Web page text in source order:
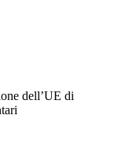
dell’UE di